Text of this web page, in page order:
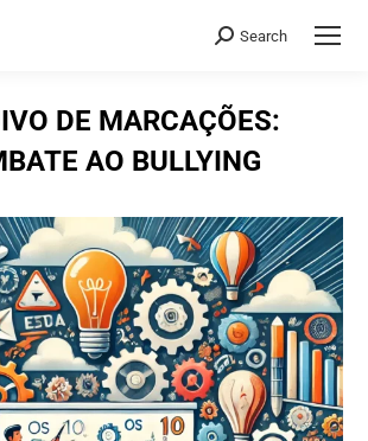
Search:
Search
DE MARCAÇÕES:
AO BULLYING